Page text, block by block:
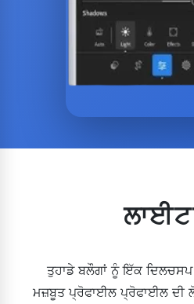
ਤੁਹਾਡੇ ਬਲੌਗਾਂ ਨੂੰ ਇੱਕ
ਮਜ਼ਬੂਤ ​​ਪ੍ਰੋਫਾਈਲ ਪ੍ਰੋਫਾਈਲ ਦੀ